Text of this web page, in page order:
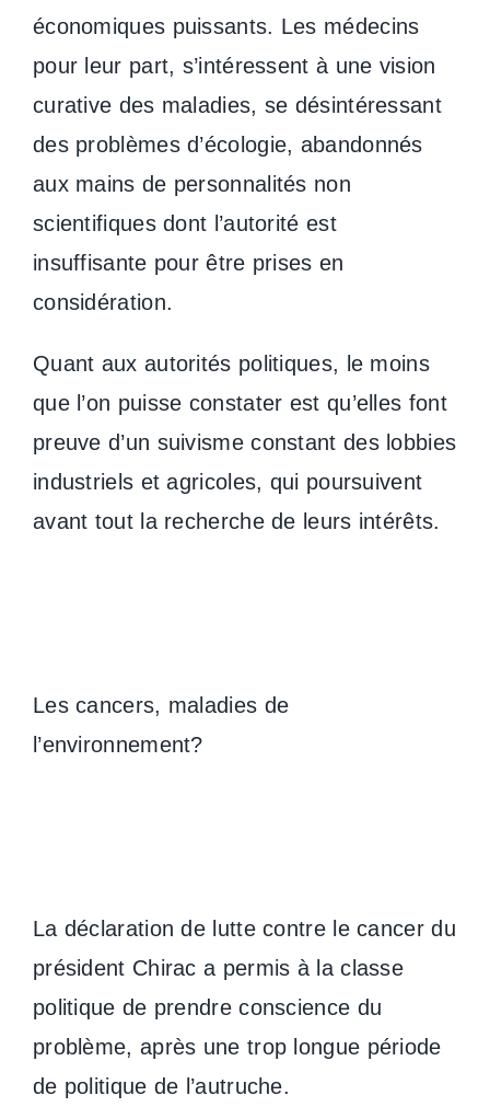
économiques puissants. Les médecins
pour leur part, s’intéressent à une vision
curative des maladies, se désintéressant
des problèmes d’écologie, abandonnés
aux mains de personnalités non
scientifiques dont l’autorité est
insuffisante pour être prises en
considération.
Quant aux autorités politiques, le moins
que l’on puisse constater est qu’elles font
preuve d’un suivisme constant des lobbies
industriels et agricoles, qui poursuivent
avant tout la recherche de leurs intérêts.
Les cancers, maladies de
l’environnement?
La déclaration de lutte contre le cancer du
président Chirac a permis à la classe
politique de prendre conscience du
problème, après une trop longue période
de politique de l’autruche.